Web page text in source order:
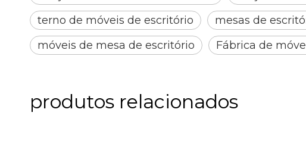
terno de móveis de escritório
mesas de
móveis de mesa de escritório
Fábrica de
produtos relacionados